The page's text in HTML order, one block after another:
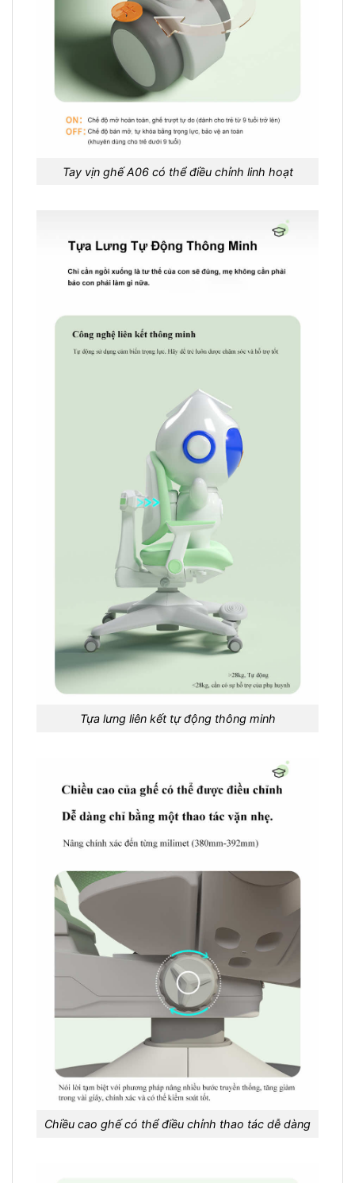
Tay vịn ghế A06 có thể điều chỉnh linh hoạt
Tựa lưng liên kết tự động thông minh
Chiều cao ghế có thể điều chỉnh thao tác dễ dàng